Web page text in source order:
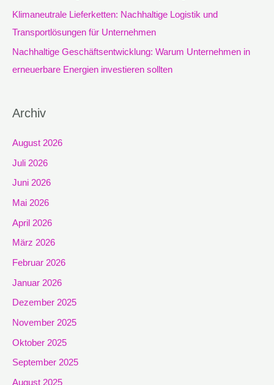
Klimaneutrale Lieferketten: Nachhaltige Logistik und
Transportlösungen für Unternehmen
Nachhaltige Geschäftsentwicklung: Warum Unternehmen in
erneuerbare Energien investieren sollten
Archiv
August 2026
Juli 2026
Juni 2026
Mai 2026
April 2026
März 2026
Februar 2026
Januar 2026
Dezember 2025
November 2025
Oktober 2025
September 2025
August 2025